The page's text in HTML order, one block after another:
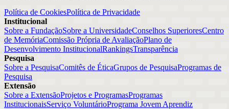
Política de CookiesPolítica de Privacidade
Institucional
Sobre a FundaçãoSobre a UniversidadeConselhos SuperioresCentro
de MemóriaComissão Própria de AvaliaçãoPlano de
Desenvolvimento InstitucionalRankingsTransparência
Pesquisa
Sobre a PesquisaComitês de ÉticaGrupos de PesquisaProgramas de
Pesquisa
Extensão
Sobre a ExtensãoProjetos e ProgramasProgramas
InstitucionaisServiço VoluntárioPrograma Jovem Aprendiz